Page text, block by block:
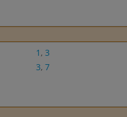
1 , 3
3, 7